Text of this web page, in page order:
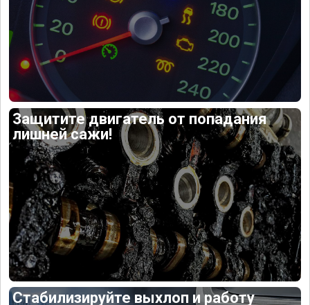
Защитите двигатель от попадания
лишней сажи!
Стабилизируйте выхлоп и работу